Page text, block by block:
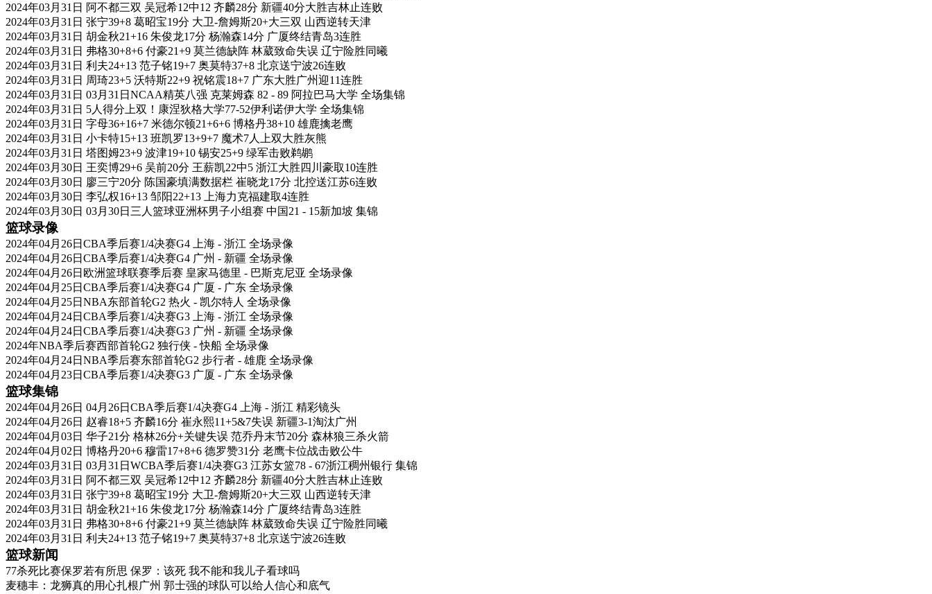
2024年03月31日 阿不都三双 吴冠希12中12 齐麟28分 新疆40分大胜吉林止连败
2024年03月31日 张宁39+8 葛昭宝19分 大卫-詹姆斯20+大三双 山西逆转天津
2024年03月31日 胡金秋21+16 朱俊龙17分 杨瀚森14分 广厦终结青岛3连胜
2024年03月31日 弗格30+8+6 付豪21+9 莫兰德缺阵 林葳致命失误 辽宁险胜同曦
2024年03月31日 利夫24+13 范子铭19+7 奥莫特37+8 北京送宁波26连败
2024年03月31日 周琦23+5 沃特斯22+9 祝铭震18+7 广东大胜广州迎11连胜
2024年03月31日 03月31日NCAA精英八强 克莱姆森 82 - 89 阿拉巴马大学 全场集锦
2024年03月31日 5人得分上双！康涅狄格大学77-52伊利诺伊大学 全场集锦
2024年03月31日 字母36+16+7 米德尔顿21+6+6 博格丹38+10 雄鹿擒老鹰
2024年03月31日 小卡特15+13 班凯罗13+9+7 魔术7人上双大胜灰熊
2024年03月31日 塔图姆23+9 波津19+10 锡安25+9 绿军击败鹈鹕
2024年03月30日 王奕博29+6 吴前20分 王薪凯22中5 浙江大胜四川豪取10连胜
2024年03月30日 廖三宁20分 陈国豪填满数据栏 崔晓龙17分 北控送江苏6连败
2024年03月30日 李弘权16+13 邹阳22+13 上海力克福建取4连胜
2024年03月30日 03月30日三人篮球亚洲杯男子小组赛 中国21 - 15新加坡 集锦
篮球录像
2024年04月26日CBA季后赛1/4决赛G4 上海 - 浙江 全场录像
2024年04月26日CBA季后赛1/4决赛G4 广州 - 新疆 全场录像
2024年04月26日欧洲篮球联赛季后赛 皇家马德里 - 巴斯克尼亚 全场录像
2024年04月25日CBA季后赛1/4决赛G4 广厦 - 广东 全场录像
2024年04月25日NBA东部首轮G2 热火 - 凯尔特人 全场录像
2024年04月24日CBA季后赛1/4决赛G3 上海 - 浙江 全场录像
2024年04月24日CBA季后赛1/4决赛G3 广州 - 新疆 全场录像
2024年NBA季后赛西部首轮G2 独行侠 - 快船 全场录像
2024年04月24日NBA季后赛东部首轮G2 步行者 - 雄鹿 全场录像
2024年04月23日CBA季后赛1/4决赛G3 广厦 - 广东 全场录像
篮球集锦
2024年04月26日 04月26日CBA季后赛1/4决赛G4 上海 - 浙江 精彩镜头
2024年04月26日 赵睿18+5 齐麟16分 崔永熙11+5&7失误 新疆3-1淘汰广州
2024年04月03日 华子21分 格林26分+关键失误 范乔丹末节20分 森林狼三杀火箭
2024年04月02日 博格丹20+6 穆雷17+8+6 德罗赞31分 老鹰卡位战击败公牛
2024年03月31日 03月31日WCBA季后赛1/4决赛G3 江苏女篮78 - 67浙江稠州银行 集锦
2024年03月31日 阿不都三双 吴冠希12中12 齐麟28分 新疆40分大胜吉林止连败
2024年03月31日 张宁39+8 葛昭宝19分 大卫-詹姆斯20+大三双 山西逆转天津
2024年03月31日 胡金秋21+16 朱俊龙17分 杨瀚森14分 广厦终结青岛3连胜
2024年03月31日 弗格30+8+6 付豪21+9 莫兰德缺阵 林葳致命失误 辽宁险胜同曦
2024年03月31日 利夫24+13 范子铭19+7 奥莫特37+8 北京送宁波26连败
篮球新闻
77杀死比赛保罗若有所思 保罗：该死 我不能和我儿子看球吗
麦穗丰：龙狮真的用心扎根广州 郭士强的球队可以给人信心和底气